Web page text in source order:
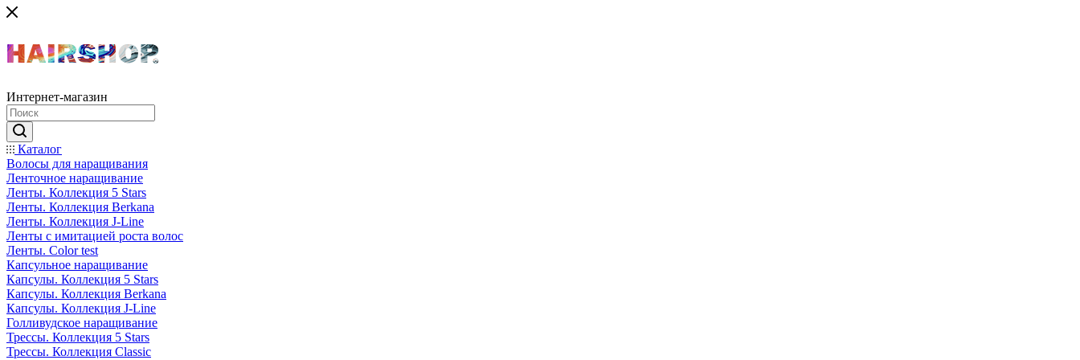
Интернет-магазин
Каталог
Волосы для наращивания
Ленточное наращивание
Ленты. Коллекция 5 Stars
Ленты. Коллекция Berkana
Ленты. Коллекция J-Line
Ленты с имитацией роста волос
Ленты. Color test
Капсульное наращивание
Капсулы. Коллекция 5 Stars
Капсулы. Коллекция Berkana
Капсулы. Коллекция J-Line
Голливудское наращивание
Трессы. Коллекция 5 Stars
Трессы. Коллекция Classic